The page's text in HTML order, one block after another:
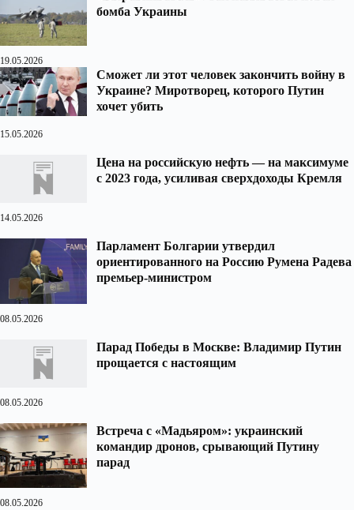
бомба Украины
19.05.2026
Сможет ли этот человек закончить войну в
Украине? Миротворец, которого Путин
хочет убить
15.05.2026
Цена на российскую нефть — на максимуме
с 2023 года, усиливая сверхдоходы Кремля
14.05.2026
Парламент Болгарии утвердил
ориентированного на Россию Румена Радева
премьер-министром
08.05.2026
Парад Победы в Москве: Владимир Путин
прощается с настоящим
08.05.2026
Встреча с «Мадьяром»: украинский
командир дронов, срывающий Путину
парад
08.05.2026